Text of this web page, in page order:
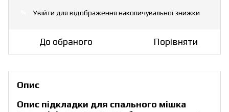
Увійти для відображення накопичувальної знижки
До обраного Порівняти
Опис
Опис підкладки для спального мішка